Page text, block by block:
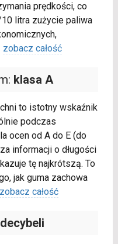
prędkości, co
litra zużycie paliwa
zobacz całość
klasa A
to istotny wskaźnik
podczas
ocen od A do E (do
informacji o długości
tę najkrótszą. To
jak guma zachowa
zobacz całość